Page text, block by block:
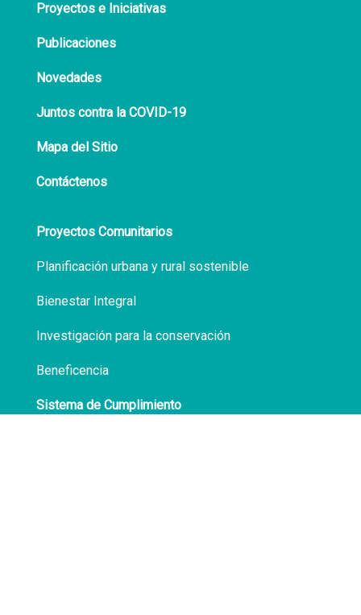
Proyectos e Iniciativas
Publicaciones
Novedades
Juntos contra la COVID-19
Mapa del Sitio
Contáctenos
Proyectos Comunitarios
Planificación urbana y rural sostenible
Bienestar Integral
Investigación para la conservación
Beneficencia
Sistema de Cumplimiento